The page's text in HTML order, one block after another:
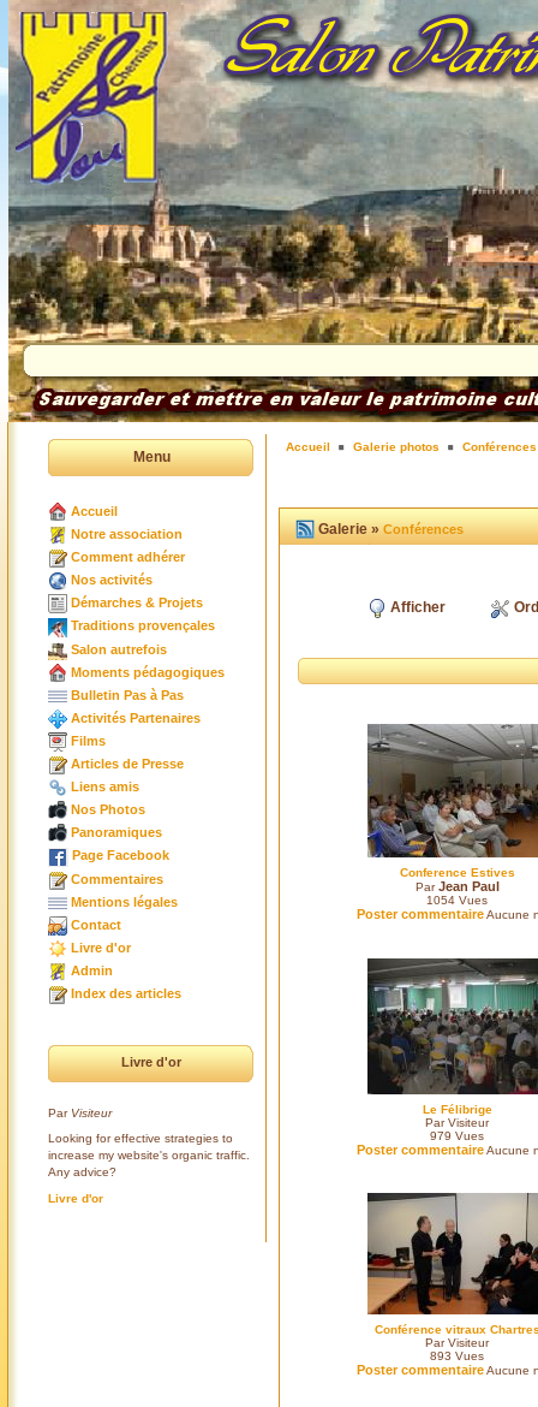
Menu
Accueil
Notre association
Comment adhérer
Nos activités
Démarches & Projets
Traditions provençales
Salon autrefois
Moments pédagogiques
Bulletin Pas à Pas
Activités Partenaires
Films
Articles de Presse
Liens amis
Nos Photos
Panoramiques
Page Facebook
Commentaires
Mentions légales
Contact
Livre d'or
Admin
Index des articles
Livre d'or
Par Visiteur
Looking for effective strategies to
increase my website's organic traffic.
Any advice?
Livre d'or
Accueil Galerie photos Conférences
Galerie »Conférences
Afficher
Conference Estives
ParJean Paul
1054 Vues
Poster commentaireAucune
Le Félibrige
Par Visiteur
979 Vues
Poster commentaireAucune
Conférence vitraux
Par Visiteur
893 Vues
Poster commentaireAucune